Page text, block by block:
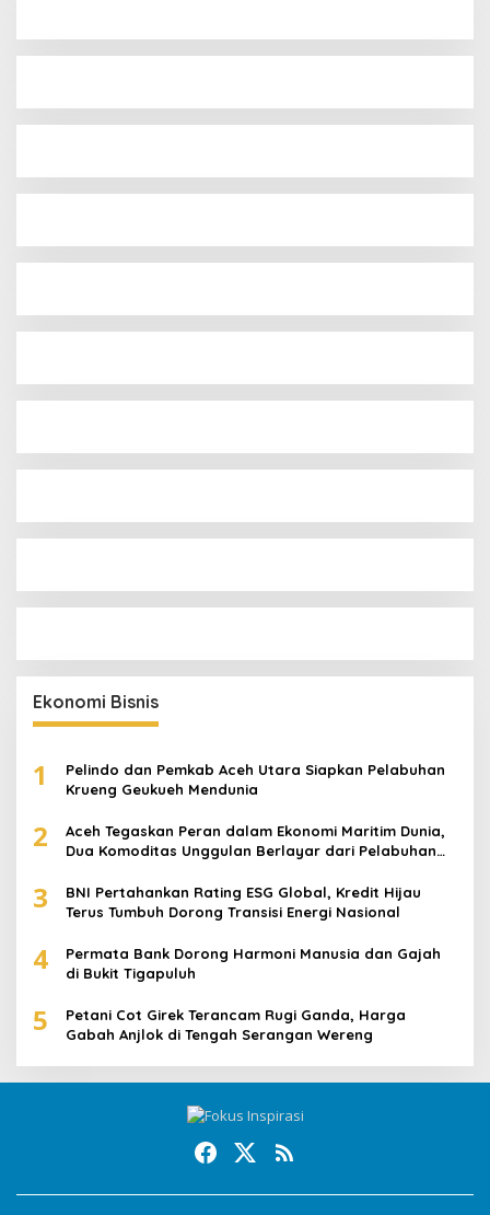
Ekonomi Bisnis
1
Pelindo dan Pemkab Aceh Utara Siapkan Pelabuhan
Krueng Geukueh Mendunia
2
Aceh Tegaskan Peran dalam Ekonomi Maritim Dunia,
Dua Komoditas Unggulan Berlayar dari Pelabuhan
3
BNI Pertahankan Rating ESG Global, Kredit Hijau
Terus Tumbuh Dorong Transisi Energi Nasional
4
Permata Bank Dorong Harmoni Manusia dan Gajah
di Bukit Tigapuluh
5
Petani Cot Girek Terancam Rugi Ganda, Harga
Gabah Anjlok di Tengah Serangan Wereng